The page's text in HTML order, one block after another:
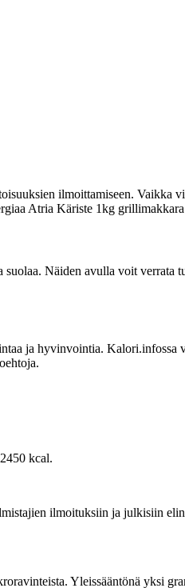
ilmoittamiseen. Vaikka
Atria Käriste 1kg grillimakkara
Näiden avulla voit
ja hyvinvointia.
kcal.
ilmoituksiin ja julkisiin
Yleissääntönä yksi